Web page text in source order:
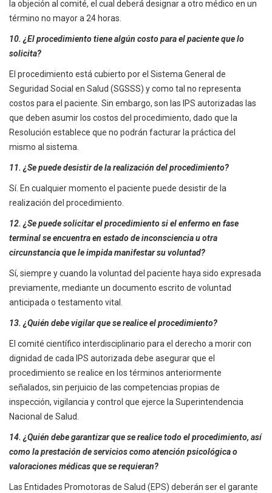
la objeción al comité, el cual deberá designar a otro médico en un
término no mayor a 24 horas.
10. ¿El procedimiento tiene algún costo para el paciente que lo
solicita?
El procedimiento está cubierto por el Sistema General de
Seguridad Social en Salud (SGSSS) y como tal no representa
costos para el paciente. Sin embargo, son las IPS autorizadas las
que deben asumir los costos del procedimiento, dado que la
Resolución establece que no podrán facturar la práctica del
mismo al sistema.
11. ¿Se puede desistir de la realización del procedimiento?
Sí. En cualquier momento el paciente puede desistir de la
realización del procedimiento.
12. ¿Se puede solicitar el procedimiento si el enfermo en fase
terminal se encuentra en estado de inconsciencia u otra
circunstancia que le impida manifestar su voluntad?
Sí, siempre y cuando la voluntad del paciente haya sido expresada
previamente, mediante un documento escrito de voluntad
anticipada o testamento vital.
13. ¿Quién debe vigilar que se realice el procedimiento?
El comité científico interdisciplinario para el derecho a morir con
dignidad de cada IPS autorizada debe asegurar que el
procedimiento se realice en los términos anteriormente
señalados, sin perjuicio de las competencias propias de
inspección, vigilancia y control que ejerce la Superintendencia
Nacional de Salud.
14. ¿Quién debe garantizar que se realice todo el procedimiento, así
como la prestación de servicios como atención psicológica o
valoraciones médicas que se requieran?
Las Entidades Promotoras de Salud (EPS) deberán ser el garante